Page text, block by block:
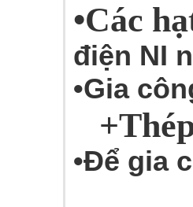
•Các
điện NI
•Gia
•Để gia